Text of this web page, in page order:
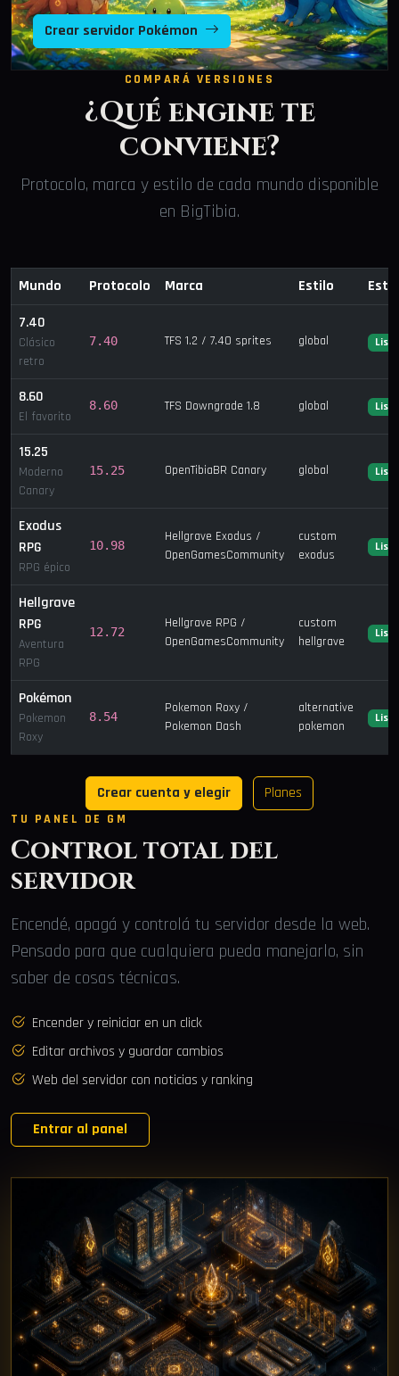
Crear servidor Pokémon
COMPARÁ VERSIONES
¿Qué engine te
conviene?
Protocolo, marca y estilo de cada mundo disponible
en BigTibia.
Mundo Protocolo Marca Estilo
7.40
Clásico
retro
7.40 TFS 1.2 / 7.40 sprites global Listo
8.60
El favorito
8.60 TFS Downgrade 1.8 global Listo
15.25
Moderno
Canary
15.25 OpenTibiaBR Canary global Listo
Exodus
RPG
RPG épico
10.98
Hellgrave Exodus /
OpenGamesCommunity
custom
exodus
Listo
Hellgrave
RPG
Aventura
RPG
12.72
Hellgrave RPG /
OpenGamesCommunity
custom
hellgrave
Listo
Pokémon
Pokemon
Roxy
8.54
Pokemon Roxy /
Pokemon Dash
alternative
pokemon
Listo
Crear cuenta y elegir Planes
TU PANEL DE GM
Control total del
servidor
Encendé, apagá y controlá tu servidor desde la web.
Pensado para que cualquiera pueda manejarlo, sin
saber de cosas técnicas.
Encender y reiniciar en un click
Editar archivos y guardar cambios
Web del servidor con noticias y ranking
Entrar al panel